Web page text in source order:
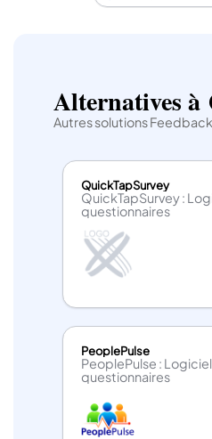
Alternatives à
Autres solutions
QuickTapSurvey
QuickTapSurvey :
questionnaires
PeoplePulse
PeoplePulse :
questionnaires